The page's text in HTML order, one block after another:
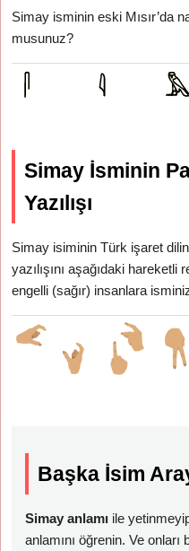
Simay isminin eski Mısır’da
musunuz?
Simay İsminin
Yazılışı
Simay isiminin Türk işaret
yazılışını aşağıdaki
engelli (sağır) insanlara
Başka İsim
Simay anlamı ile
anlamını öğrenin. Ve onları